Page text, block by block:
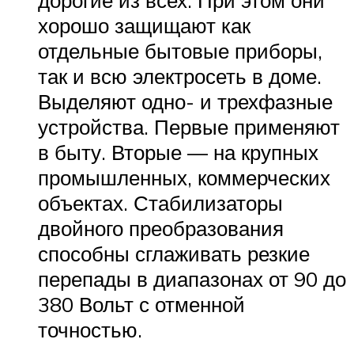
хорошо защищают как
отдельные бытовые приборы,
так и всю электросеть в доме.
Выделяют одно- и трехфазные
устройства. Первые применяют
в быту. Вторые — на крупных
промышленных, коммерческих
объектах. Стабилизаторы
двойного преобразования
способны сглаживать резкие
перепады в диапазонах от 90 до
380 Вольт с отменной
точностью.